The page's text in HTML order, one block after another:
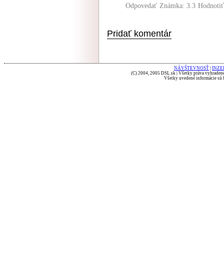
Odpovedať Známka: 3.3
Pridať komentár
NÁVŠTEVNOSŤ
(C) 2004, 2005 DSL.sk | Všetky práva
Všetky uvedené informácie sú